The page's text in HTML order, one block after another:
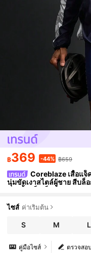
฿369 -44% ฿659
Coreblaze เสื้อแ
นุ่มขัดเงาสไตล์ผู้ชาย สีบล็อ
ไซส์ ค่าเริ่มต้น
S M L
ตรวจสอ
คู่มือไซส์